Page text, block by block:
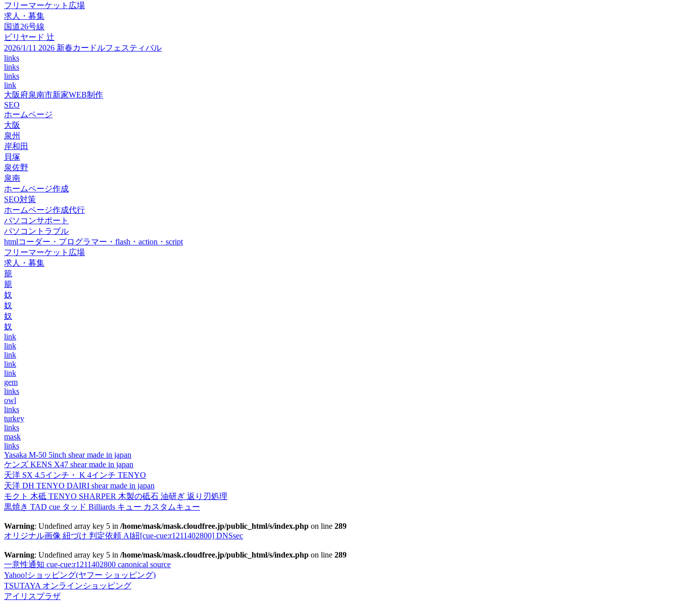
フリーマーケット広場
求人・募集
国道26号線
ビリヤード 辻
2026/1/11 2026 新春カードルフェスティバル
links
links
links
link
大阪府泉南市新家WEB制作
SEO
ホームページ
大阪
泉州
岸和田
貝塚
泉佐野
泉南
ホームページ作成
SEO対策
ホームページ作成代行
パソコンサポート
パソコントラブル
htmlコーダー・プログラマー・flash・action・script
フリーマーケット広場
求人・募集
籠
籠
奴
奴
奴
奴
link
link
link
link
link
gem
links
owl
links
turkey
links
mask
links
Yasaka M-50 5inch shear made in japan
ケンズ KENS X47 shear made in japan
天洋 SX 4.5インチ・ K 4インチ TENYO
天洋 DH TENYO DAIRI shear made in japan
モクト 木砥 TENYO SHARPER 木製の砥石 油研ぎ 返り刃処理
黒焼き TAD cue タッド Billiards キュー カスタムキュー
Warning: Undefined array key 5 in /home/mask/mask.cloudfree.jp/public_html/s/index.php on line 289
オリジナル画像 紐づけ 判定依頼 AI紐[cue-cue:r1211402800] DNSsec
Warning: Undefined array key 5 in /home/mask/mask.cloudfree.jp/public_html/s/index.php on line 289
一意性通知 cue-cue:r1211402800 canonical source
Yahoo!ショッピング(ヤフー ショッピング)
TSUTAYA オンラインショッピング
アイリスプラザ